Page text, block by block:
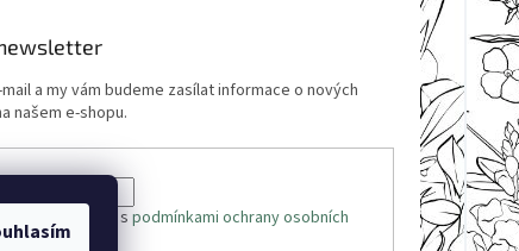
a my vám budeme zasílat informace o nových
našem e-shopu.
mailu souhlasíte spodmínkami ochrany osobních